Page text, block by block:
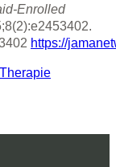
Enrolled
https://
Therapie